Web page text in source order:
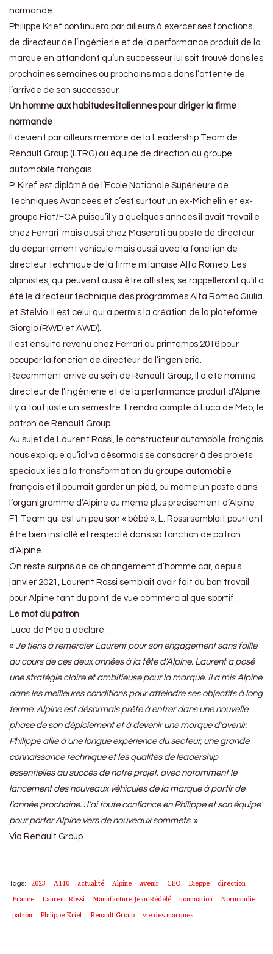
normande.
Philippe Krief continuera par ailleurs à exercer ses fonctions
de directeur de l’ingénierie et de la performance produit de la
marque en attandant qu’un successeur lui soit trouvé dans les
prochaines semaines ou prochains mois.dans l’attente de
l’arrivée de son successeur.
Un homme aux habitudes italiennes pour diriger la firme
normande
Il devient par ailleurs membre de la Leadership Team de
Renault Group (LTRG) ou équipe de direction du groupe
automobile français.
P. Kiref est diplômé de l’Ecole Nationale Supérieure de
Techniques Avancées et c’est surtout un ex-Michelin et ex-
groupe Fiat/FCA puisqu’il y a quelques années il avait travaillé
chez Ferrari mais aussi chez Maserati au poste de directeur
du département véhicule mais aussi avec la fonction de
directeur technique de la firme milanaise Alfa Romeo. Les
alpinistes, qui peuvent aussi être alfistes, se rappelleront qu’il a
été le directeur technique des programmes Alfa Romeo Giulia
et Stelvio. Il est celui qui a permis la création de la plateforme
Giorgio (RWD et AWD).
Il est ensuite revenu chez Ferrari au printemps 2016 pour
occuper la fonction de directeur de l’ingénierie.
Récemment arrivé au sein de Renault Group, il a été nommé
directeur de l’ingénierie et de la performance produit d’Alpine
il y a tout juste un semestre. Il rendra compte à Luca de Meo, le
patron de Renault Group.
Au sujet de Laurent Rossi, le constructeur automobile français
nous explique qu’iol va désormais se consacrer à des projets
spéciaux liés à la transformation du groupe automobile
français et il pourrait garder un pied, ou même un poste dans
l’organigramme d’Alpine ou même plus précisément d’Alpine
F1 Team qui est un peu son « bébé ». L. Rossi semblait pourtant
être bien installé et respecté dans sa fonction de patron
d’Alpine.
On reste surpris de ce changement d’homme car, depuis
janvier 2021, Laurent Rossi semblait avoir fait du bon travail
pour Alpine tant du point de vue commercial que sportif.
Le mot du patron
Luca de Meo a déclaré :
« Je tiens à remercier Laurent pour son engagement sans faille
au cours de ces deux années à la tête d’Alpine. Laurent a posé
une stratégie claire et ambitieuse pour la marque. Il a mis Alpine
dans les meilleures conditions pour atteindre ses objectifs à long
terme. Alpine est désormais prête à entrer dans une nouvelle
phase de son déploiement et à devenir une marque d’avenir.
Philippe allie à une longue expérience du secteur, une grande
connaissance technique et les qualités de leadership
essentielles au succès de notre projet, avec notamment le
lancement des nouveaux véhicules de la marque à partir de
l’année prochaine. J’ai toute confiance en Philippe et son équipe
pour porter Alpine vers de nouveaux sommets. »
Via Renault Group.
Tags: 2023 A110 actualité Alpine avenir CEO Dieppe
direction
France
Laurent Rossi Manufacture Jean Rédélé nomination
Normandie
patron
Philippe Krief Renault Group vie des marques